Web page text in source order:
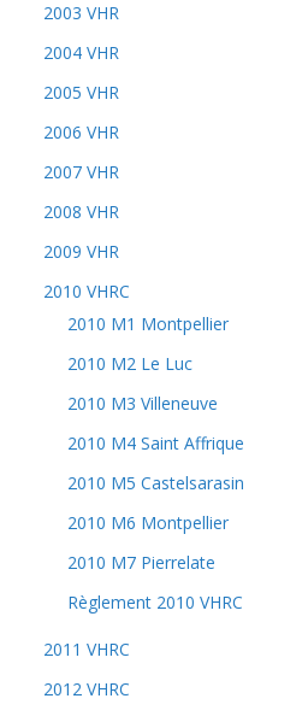
2003 VHR
2004 VHR
2005 VHR
2006 VHR
2007 VHR
2008 VHR
2009 VHR
2010 VHRC
2010 M1 Montpellier
2010 M2 Le Luc
2010 M3 Villeneuve
2010 M4 Saint Affrique
2010 M5 Castelsarasin
2010 M6 Montpellier
2010 M7 Pierrelate
Règlement 2010 VHRC
2011 VHRC
2012 VHRC